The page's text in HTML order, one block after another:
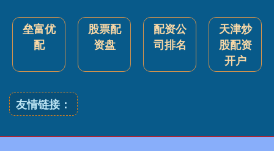
垒富优
配
股票配
资盘
配资公
司排名
天津炒
股配资
开户
友情链接：